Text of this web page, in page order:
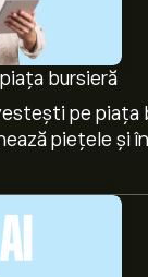
bursieră
pe
piețele și